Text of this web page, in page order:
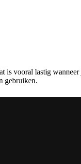
vooral lastig
gebruiken.